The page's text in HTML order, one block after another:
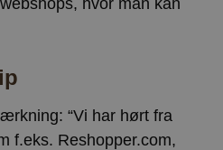
hvor man kan
“Vi har hørt fra
f.eks. Reshopper.com,